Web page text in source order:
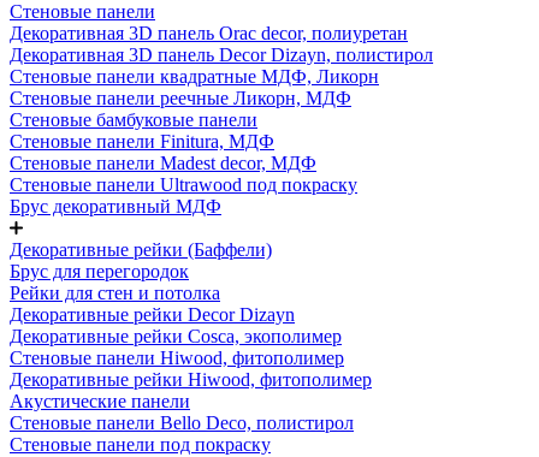
Стеновые панели
Декоративная 3D панель Orac decor, полиуретан
Декоративная 3D панель Decor Dizayn, полистирол
Стеновые панели квадратные МДФ, Ликорн
Стеновые панели реечные Ликорн, МДФ
Стеновые бамбуковые панели
Стеновые панели Finitura, МДФ
Стеновые панели Madest decor, МДФ
Стеновые панели Ultrawood под покраску
Брус декоративный МДФ
Декоративные рейки (Баффели)
Брус для перегородок
Рейки для стен и потолка
Декоративные рейки Decor Dizayn
Декоративные рейки Cosca, экополимер
Стеновые панели Hiwood, фитополимер
Декоративные рейки Hiwood, фитополимер
Акустические панели
Стеновые панели Bello Deco, полистирол
Стеновые панели под покраску